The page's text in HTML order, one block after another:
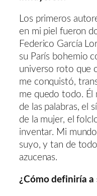
Los primeros
en mi piel fueron
Federico García
su París bohemio
universo roto que
me conquistó,
me quedo todo. Él
de las palabras, el
de la mujer, el
inventar. Mi
suyo, y tan de
azucenas.
¿Cómo definiría a